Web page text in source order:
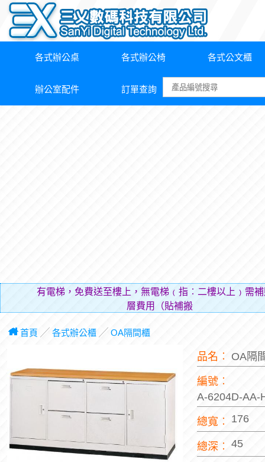
各式辦公桌 各式辦公椅 各式公文櫃
辦公室配件 訂單查詢
有電梯，免費送至樓上，無電梯﹙指︰二樓以上﹚需
層費用（貼補搬運人
首頁 ╱ 各式辦公櫃╱ OA隔間櫃
品名︰ OA隔
編號︰
A-6204D-AA-
總寬︰ 176
總深︰ 45